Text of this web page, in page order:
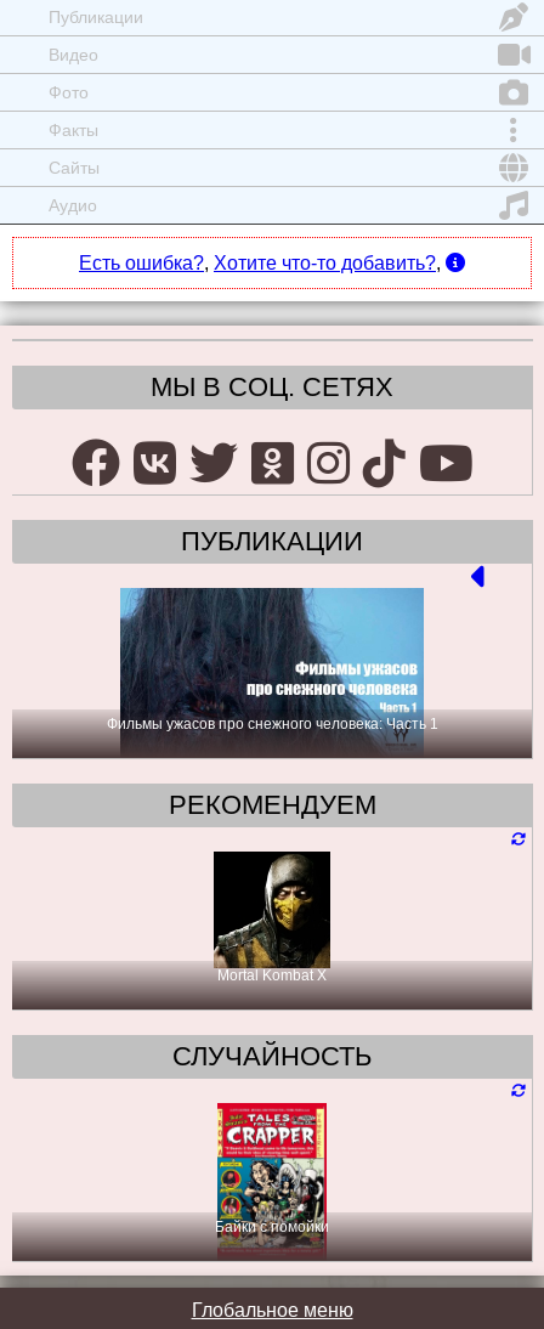
Публикации
Видео
Фото
Факты
Сайты
Аудио
Есть ошибка?, Хотите что-то добавить?,
МЫ В СОЦ. СЕТЯХ
ПУБЛИКАЦИИ
Фильмы ужасов про снежного человека: Часть 1
РЕКОМЕНДУЕМ
Mortal Kombat X
СЛУЧАЙНОСТЬ
Байки с помойки
Глобальное меню